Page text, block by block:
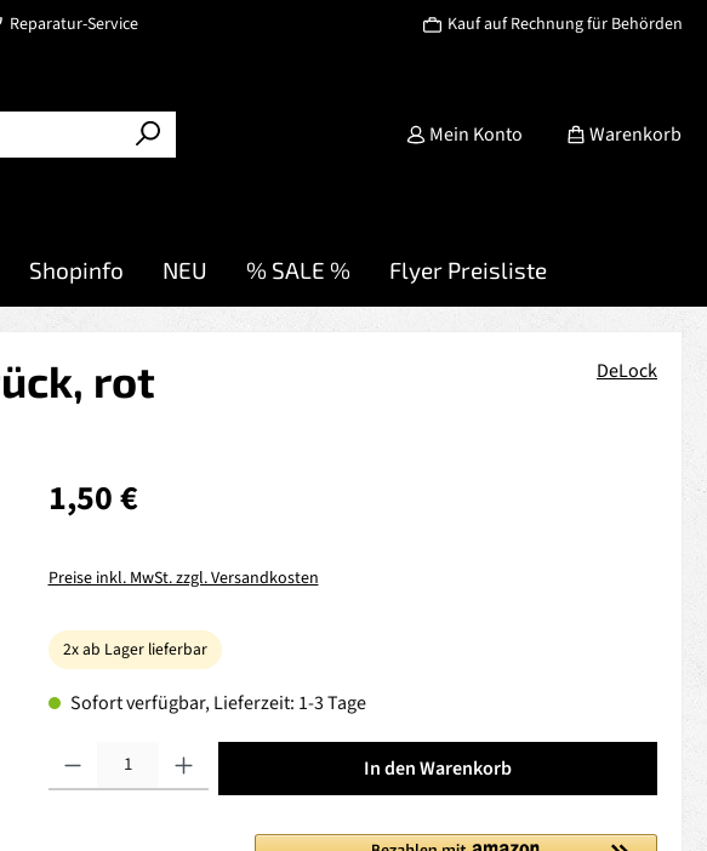
Reparatur-Service Kauf auf Rechnung für Behörden
Mein Konto Warenkorb
Shopinfo NEU % SALE % Flyer Preisliste
rot DeLock
Regulärer Preis:
1,50 €
Preise inkl. MwSt. zzgl. Versandkosten
2x ab Lager lieferbar
Sofort verfügbar, Lieferzeit: 1-3 Tage
Produkt Anzahl: Gib den gewünschten Wert ein oder benutze die Schaltflächen um die
In den Warenkorb